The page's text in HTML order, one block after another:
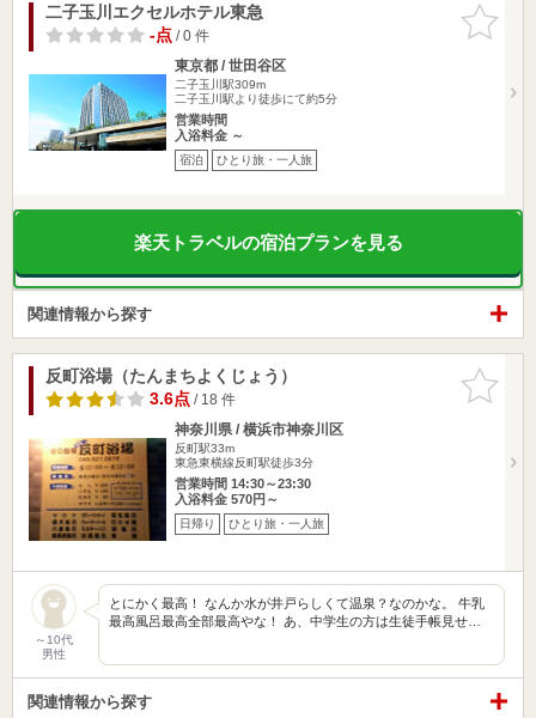
お気に入
りに追加
二子玉川エクセルホテル東急
-点/ 0 件
東京都 / 世田谷区
二子玉川駅309m
二子玉川駅より徒歩にて約5分
営業時間
入浴料金 ～
宿泊 ひとり旅・一人旅
楽天トラベルの宿泊プランを見る
関連情報から探す
お気に入
りに追加
反町浴場（たんまちよくじょう）
3.6点/ 18 件
神奈川県 / 横浜市神奈川区
反町駅33m
東急東横線反町駅徒歩3分
営業時間 14:30～23:30
入浴料金 570円～
日帰り ひとり旅・一人旅
～10代
男性
とにかく最高！ なんか水が井戸らしくて温泉？なのかな。 牛乳
最高風呂最高全部最高やな！ あ、中学生の方は生徒手帳見せ…
関連情報から探す